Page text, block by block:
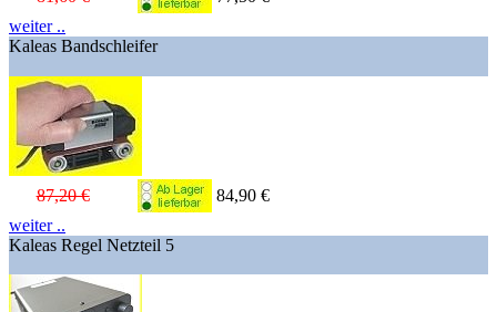
weiter ..
Kaleas Bandschleifer
87,20 €
84,90 €
weiter ..
Kaleas Regel Netzteil 5